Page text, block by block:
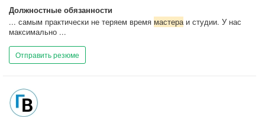
Должностные обязанности
... самым практически не теряем время мастераи студии. У нас
максимально ...
Отправить резюме